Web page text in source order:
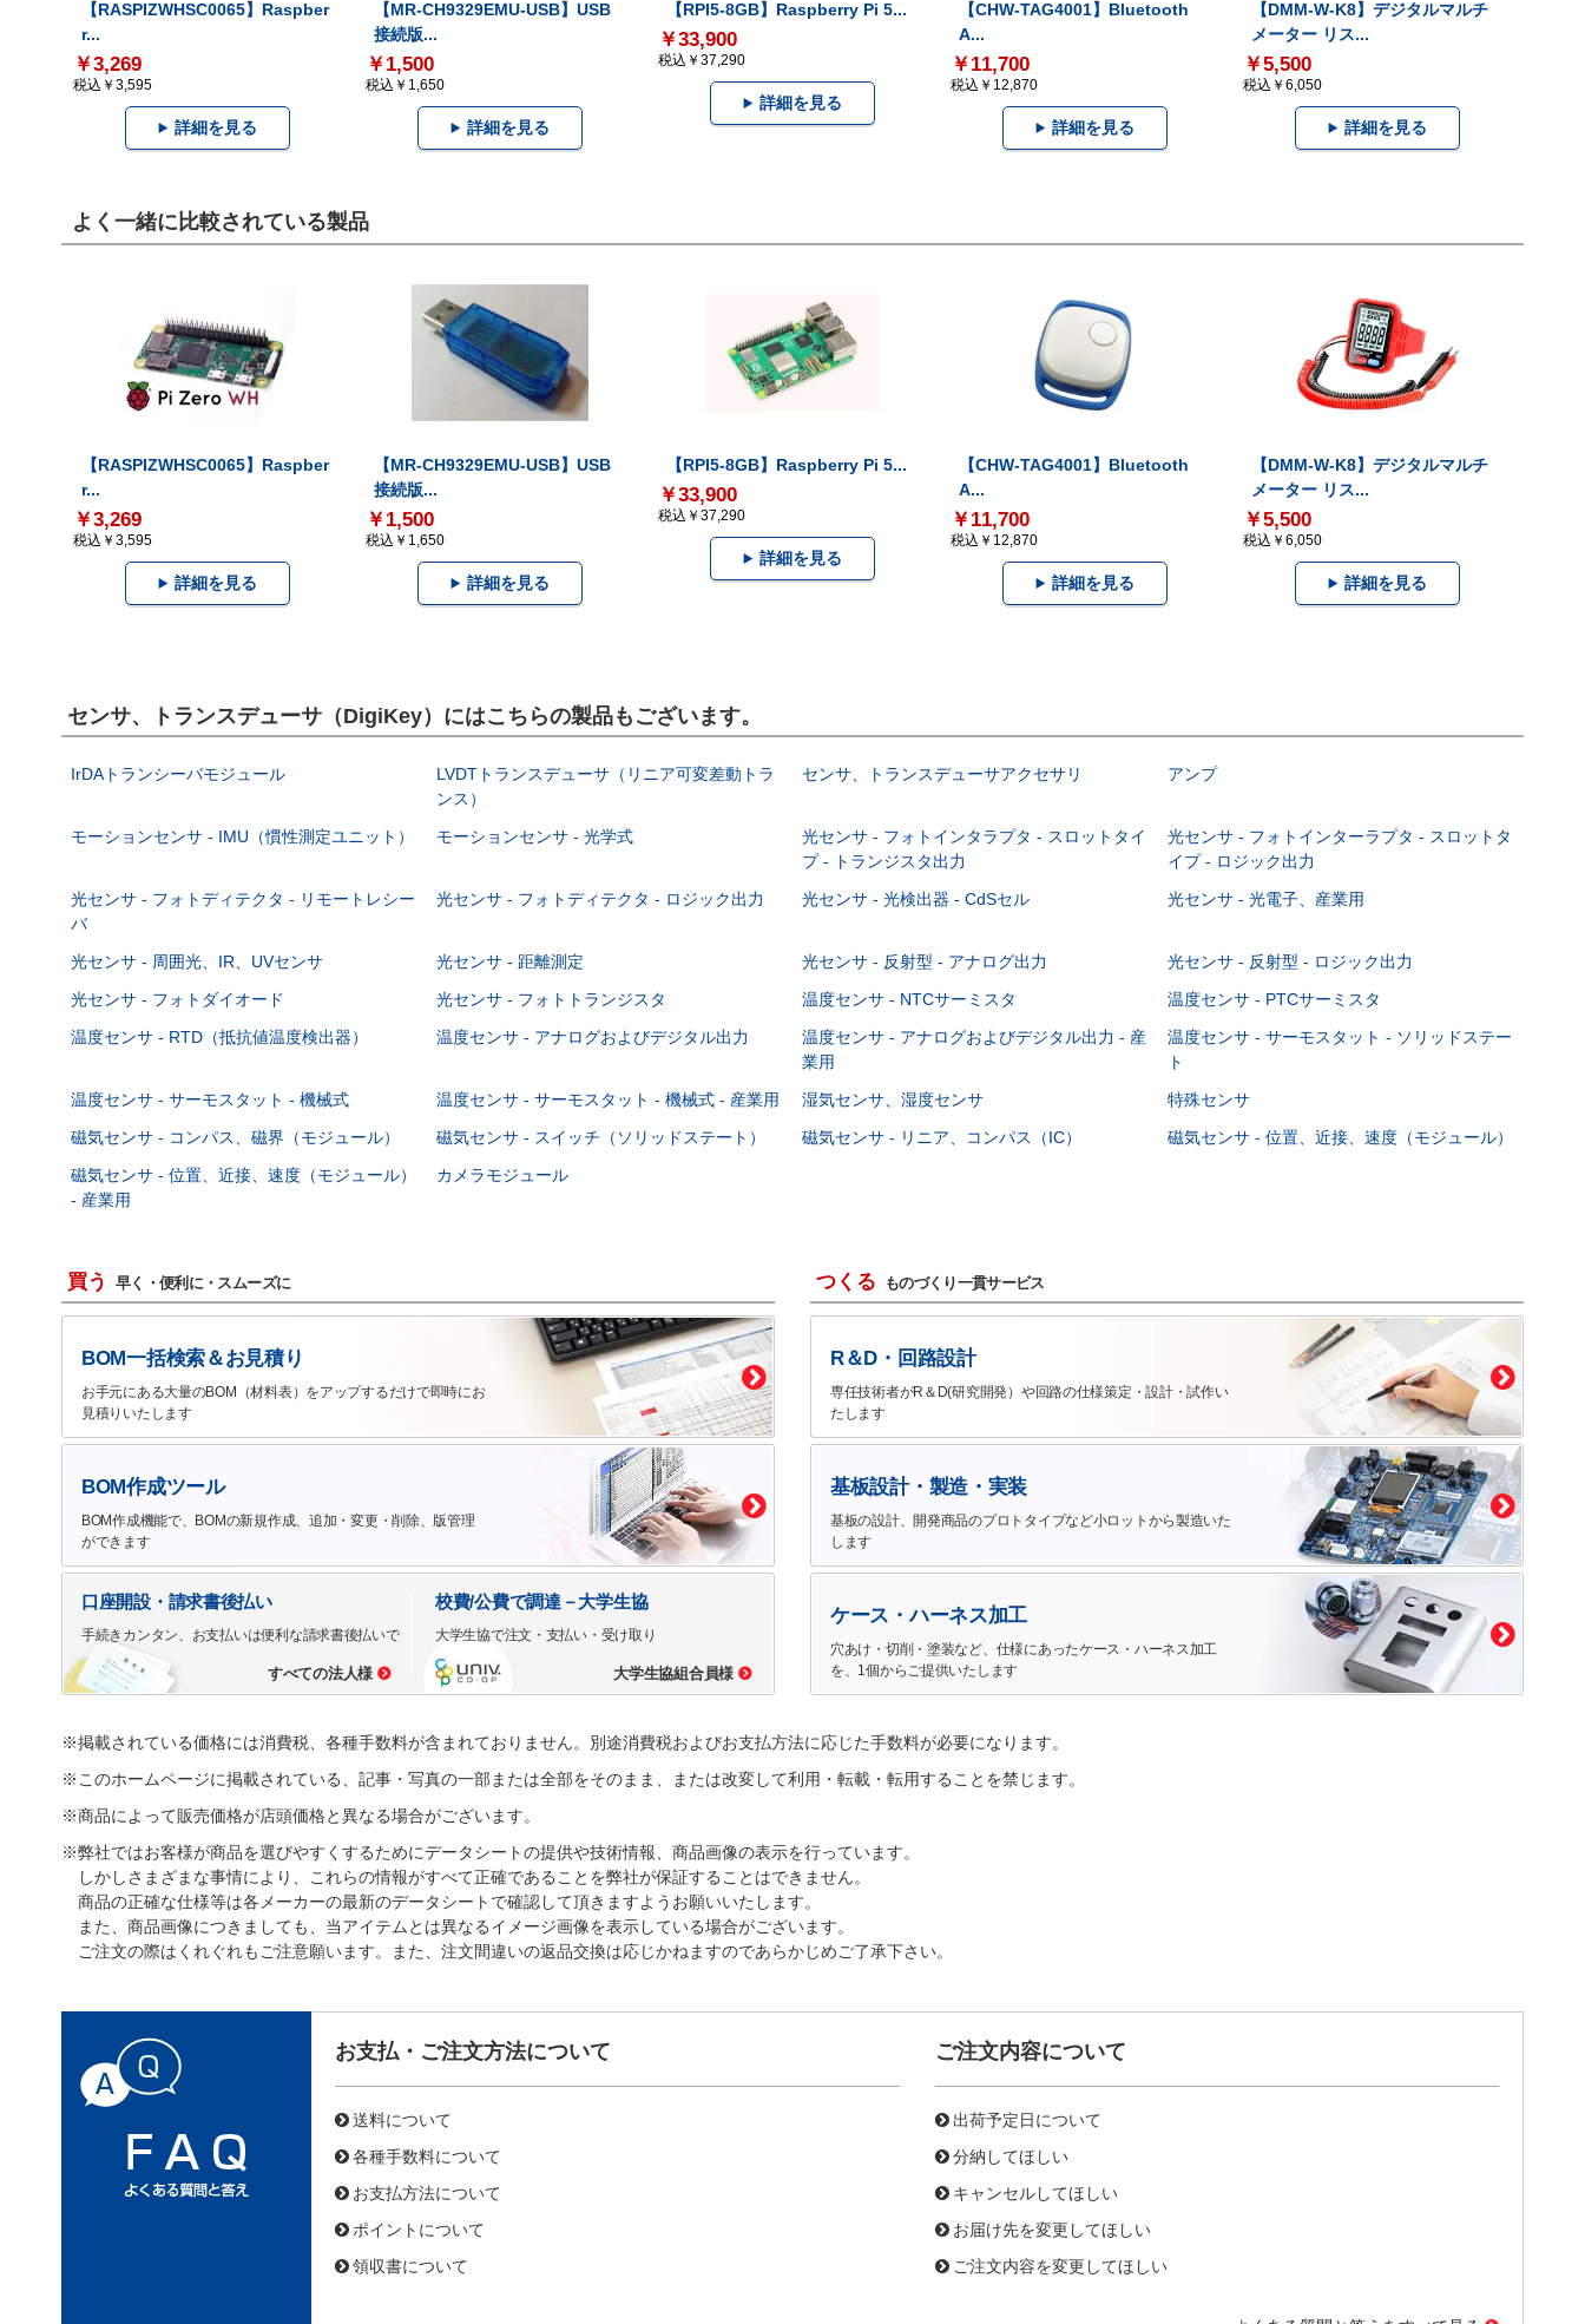
【RASPIZWHSC0065】Raspber
r...
￥3,269
税込￥3,595
詳細を見る
【MR-CH9329EMU-USB】USB
接続版...
￥1,500
税込￥1,650
詳細を見る
【RPI5-8GB】Raspberry Pi 5...
￥33,900
税込￥37,290
詳細を見る
【CHW-TAG4001】Bluetooth
A...
￥11,700
税込￥12,870
詳細を見る
【DMM-W-K8】デジタルマルチ
メーター リス...
￥5,500
税込￥6,050
詳細を見る
よく一緒に比較されている製品
【RASPIZWHSC0065】Raspber
r...
￥3,269
税込￥3,595
詳細を見る
【MR-CH9329EMU-USB】USB
接続版...
￥1,500
税込￥1,650
詳細を見る
【RPI5-8GB】Raspberry Pi 5...
￥33,900
税込￥37,290
詳細を見る
【CHW-TAG4001】Bluetooth
A...
￥11,700
税込￥12,870
詳細を見る
【DMM-W-K8】デジタルマルチ
メーター リス...
￥5,500
税込￥6,050
詳細を見る
センサ、トランスデューサ（DigiKey）にはこちらの製品もございます。
IrDAトランシーバモジュール
LVDTトランスデューサ（リニア可変差動トラ
ンス）
センサ、トランスデューサアクセサリ アンプ
モーションセンサ - IMU（慣性測定ユニット） モーションセンサ - 光学式
光センサ - フォトインタラプタ - スロットタイ
プ - トランジスタ出力
光センサ - フォトインターラプタ - スロットタ
イプ - ロジック出力
光センサ - フォトディテクタ - リモートレシー
バ
光センサ - フォトディテクタ - ロジック出力 光センサ - 光検出器 - CdSセル 光センサ - 光電子、産業用
光センサ - 周囲光、IR、UVセンサ 光センサ - 距離測定 光センサ - 反射型 - アナログ出力
光センサ - 反射型 - ロジック出力
光センサ - フォトダイオード
光センサ - フォトトランジスタ 温度センサ - NTCサーミスタ
温度センサ - PTCサーミスタ
温度センサ - RTD（抵抗値温度検出器）
温度センサ - アナログおよびデジタル出力
温度センサ - アナログおよびデジタル出力 - 産
業用
温度センサ - サーモスタット - ソリッドステー
ト
温度センサ - サーモスタット - 機械式
温度センサ - サーモスタット - 機械式 - 産業用 湿気センサ、湿度センサ
特殊センサ
磁気センサ - コンパス、磁界（モジュール）
磁気センサ - スイッチ（ソリッドステート） 磁気センサ - リニア、コンパス（IC）
磁気センサ - 位置、近接、速度（モジュール）
磁気センサ - 位置、近接、速度（モジュール）
- 産業用
カメラモジュール
買う 早く・便利に・スムーズに
BOM一括検索＆お見積り
お手元にある大量のBOM（材料表）をアップするだけで即時にお
見積りいたします
BOM作成ツール
BOM作成機能で、BOMの新規作成、追加・変更・削除、版管理
ができます
口座開設・請求書後払い
手続きカンタン、お支払いは便利な請求書後払いで
すべての法人様
校費/公費で調達－大学生協
大学生協で注文・支払い・受け取り
大学生協組合員様
つくる ものづくり一貫サービス
R＆D・回路設計
専任技術者がR＆D(研究開発）や回路の仕様策定・設計・試作い
たします
基板設計・製造・実装
基板の設計、開発商品のプロトタイプなど小ロットから製造いた
します
ケース・ハーネス加工
穴あけ・切削・塗装など、仕様にあったケース・ハーネス加工
を、1個からご提供いたします
※掲載されている価格には消費税、各種手数料が含まれておりません。別途消費税およびお支払方法に応じた手数料が必要になります。
※このホームページに掲載されている、記事・写真の一部または全部をそのまま、または改変して利用・転載・転用することを禁じます。
※商品によって販売価格が店頭価格と異なる場合がございます。
※弊社ではお客様が商品を選びやすくするためにデータシートの提供や技術情報、商品画像の表示を行っています。
しかしさまざまな事情により、これらの情報がすべて正確であることを弊社が保証することはできません。
商品の正確な仕様等は各メーカーの最新のデータシートで確認して頂きますようお願いいたします。
また、商品画像につきましても、当アイテムとは異なるイメージ画像を表示している場合がございます。
ご注文の際はくれぐれもご注意願います。また、注文間違いの返品交換は応じかねますのであらかじめご了承下さい。
お支払・ご注文方法について
送料について
各種手数料について
お支払方法について
ポイントについて
領収書について
ご注文内容について
出荷予定日について
分納してほしい
キャンセルしてほしい
お届け先を変更してほしい
ご注文内容を変更してほしい